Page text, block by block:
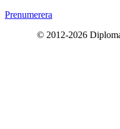
Prenumerera
© 2012-2026